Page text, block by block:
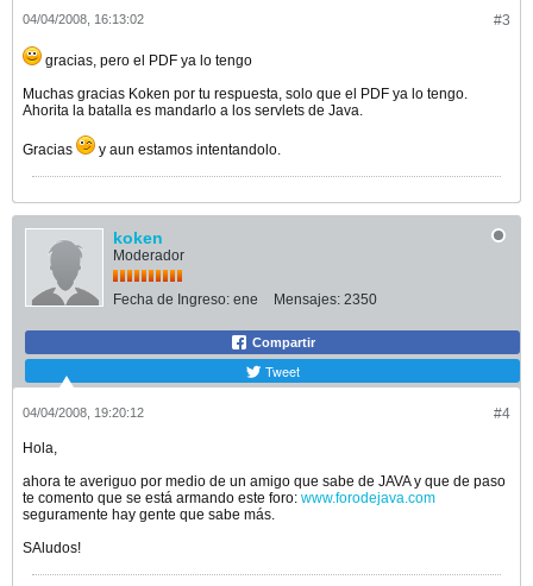
#3
04/04/2008, 16:13:02
gracias, pero el PDF ya lo tengo
Muchas gracias Koken por tu respuesta, solo que el PDF ya lo tengo.
Ahorita la batalla es mandarlo a los servlets de Java.
Gracias y aun estamos intentandolo.
koken
Moderador
Fecha de Ingreso: ene Mensajes: 2350
Compartir
Tweet
#4
04/04/2008, 19:20:12
Hola,
ahora te averiguo por medio de un amigo que sabe de JAVA y que de paso
te comento que se está armando este foro: www.forodejava.com
seguramente hay gente que sabe más.
SAludos!